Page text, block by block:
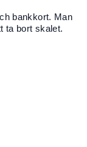
bankkort. Man
ta bort skalet.